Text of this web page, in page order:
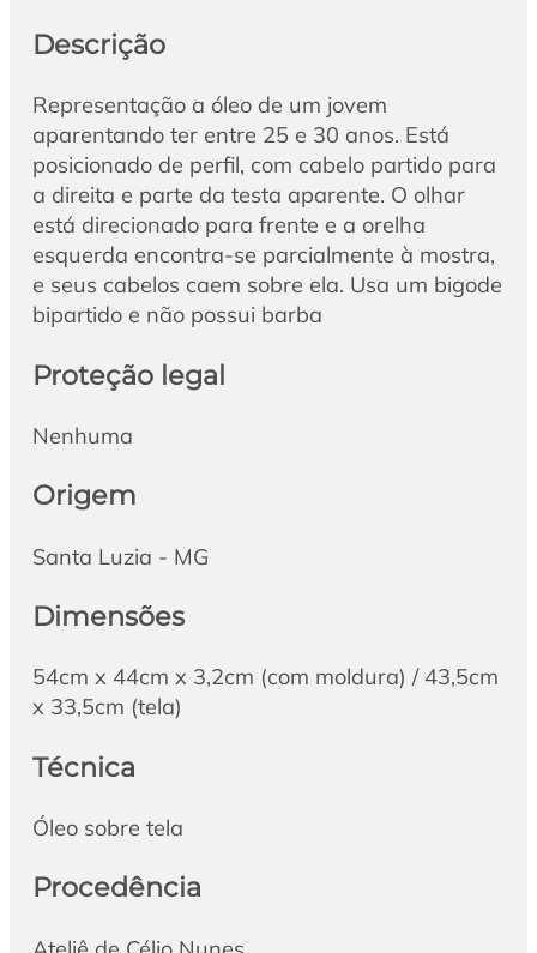
Descrição
Representação a óleo de um jovem
aparentando ter entre 25 e 30 anos. Está
posicionado de perfil, com cabelo partido para
a direita e parte da testa aparente. O olhar
está direcionado para frente e a orelha
esquerda encontra-se parcialmente à mostra,
e seus cabelos caem sobre ela. Usa um bigode
bipartido e não possui barba
Proteção legal
Nenhuma
Origem
Santa Luzia - MG
Dimensões
54cm x 44cm x 3,2cm (com moldura) / 43,5cm
x 33,5cm (tela)
Técnica
Óleo sobre tela
Procedência